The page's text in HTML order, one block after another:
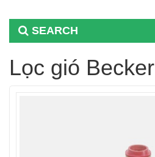
SEARCH
Lọc gió Becker